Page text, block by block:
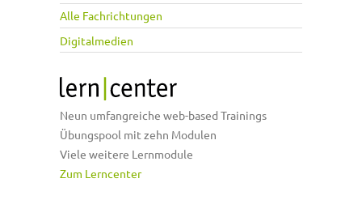
Alle Fachrichtungen
Digitalmedien
Neun umfangreiche web-based Trainings
Übungspool mit zehn Modulen
Viele weitere Lernmodule
Zum Lerncenter